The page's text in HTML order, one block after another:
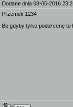
Dodane dnia 08-05-2016
Przemek 1234
Bo gdyby tylko podał cenę